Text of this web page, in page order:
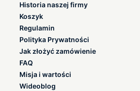
Historia naszej firmy
Koszyk
Regulamin
Polityka Prywatności
Jak złożyć zamówienie
FAQ
Misja i wartości
Wideoblog